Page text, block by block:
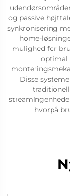
og passive
synkronisering
home-
mulighed for
optimal
Disse
hvorpå